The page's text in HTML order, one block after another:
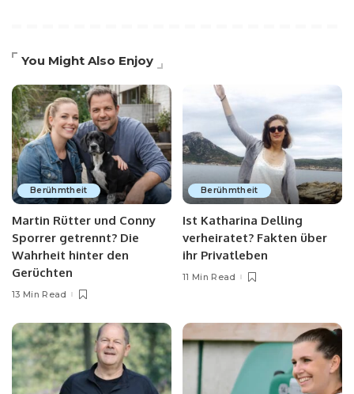
You Might Also Enjoy
Berühmtheit
Martin Rütter und Conny
Sporrer getrennt? Die
Wahrheit hinter den
Gerüchten
13 Min Read
Berühmtheit
Ist Katharina Delling
verheiratet? Fakten über
ihr Privatleben
11 Min Read